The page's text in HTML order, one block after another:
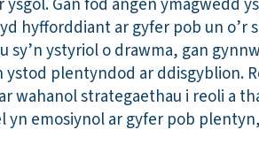
Gan fod angen ymagwedd
hyfforddiant ar gyfer pob un o’r
ystyriol o drawma, gan
plentyndod ar ddisgyblion.
wahanol strategaethau i reoli a
emosiynol ar gyfer pob